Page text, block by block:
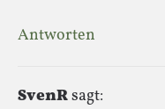
Antworten
SvenRsagt: